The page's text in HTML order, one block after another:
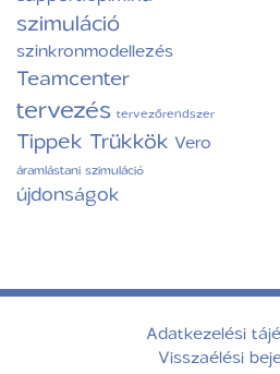
szimuláció
szinkronmodellezés
Teamcenter
tervezés tervezőrendszer
Tippek Trükkök Vero
áramlástani szimuláció
újdonságok
Adatkezelési
Visszaélési